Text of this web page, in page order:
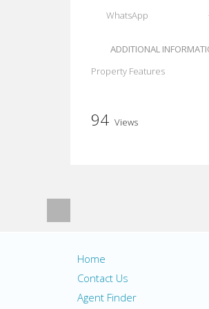
WhatsApp
ADDITIONAL
Property Features
94 Views
Home
Contact Us
Agent Finder